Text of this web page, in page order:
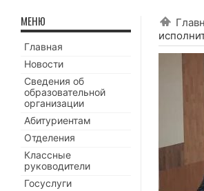
МЕНЮ
Главная
Новости
Сведения об
образовательной
организации
Абитуриентам
Отделения
Классные
руководители
Госуслуги